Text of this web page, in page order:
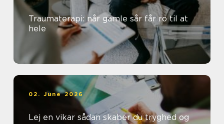
Traumaterapi: når gamle sår får ro til at
hele
02. June 2026
Lej en vikar sådan skaber du tryghed og